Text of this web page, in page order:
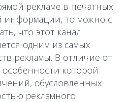
рекламе в печатных
информации, то можно с
что этот канал
одним из самых
рекламы. В отличие от
которой
обусловленных
рекламного